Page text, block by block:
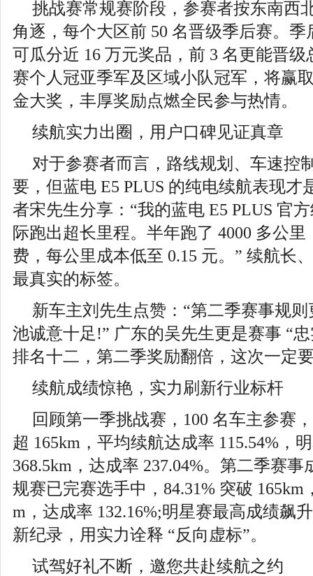
挑战赛常规赛阶段，参赛者按东南西
角逐，每个大区前 50 名晋级季后赛。季
可瓜分近 16 万元奖品，前 3 名更能晋
赛个人冠亚季军及区域小队冠军，将赢
金大奖，丰厚奖励点燃全民参与热情。
续航实力出圈，用户口碑见证真章
对于参赛者而言，路线规划、车速控
要，但蓝电 E5 PLUS 的纯电续航表现才
者宋先生分享：“我的蓝电 E5 PLUS 官
际跑出超长里程。半年跑了 4000 多公里
费，每公里成本低至 0.15 元。” 续航长
最真实的标签。
新车主刘先生点赞：“第二季赛事规
池诚意十足!” 广东的吴先生更是赛事 “
排名十二，第二季奖励翻倍，这次一定
续航成绩惊艳，实力刷新行业标杆
回顾第一季挑战赛，100 名车主参赛
超 165km，平均续航达成率 115.54%，
368.5km，达成率 237.04%。第二季赛
规赛已完赛选手中，84.31% 突破 165km
m，达成率 132.16%;明星赛最高成绩飙
新纪录，用实力诠释 “反向虚标”。
试驾好礼不断，邀您共赴续航之约